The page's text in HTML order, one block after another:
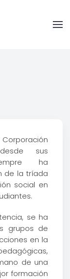
sus
ha
de la tríada
social en
se ha
grupos de
en la
de una
formación